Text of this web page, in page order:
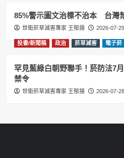
85%警示圖文治標不治本 台灣
世衛菸草減害專家 王郁揚 2026-07-29
投書/新聞稿 政治 菸草減害 電子菸
罕見藍綠白朝野聯手！菸防法7
禁令
世衛菸草減害專家 王郁揚 2026-07-28